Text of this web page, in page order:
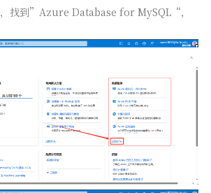
，找到”Azure Database for MySQL“，